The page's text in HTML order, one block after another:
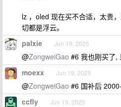
lz ，oled 现在买不合适，太贵
切都是浮云。
palxie Jun 19, 2025
@ZongweiGao #6 我也刚买了,
moexx Jun 19, 2025
@ZongweiGao #6 国补后
ccfly Jun 19, 2025